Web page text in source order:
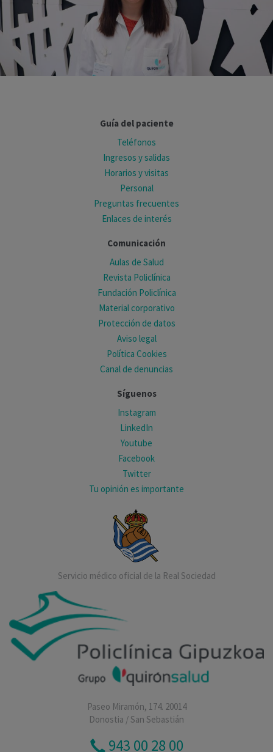
Guía del paciente
Teléfonos
Ingresos y salidas
Horarios y visitas
Personal
Preguntas frecuentes
Enlaces de interés
Comunicación
Aulas de Salud
Revista Policlínica
Fundación Policlínica
Material corporativo
Protección de datos
Aviso legal
Política Cookies
Canal de denuncias
Síguenos
Instagram
LinkedIn
Youtube
Facebook
Twitter
Tu opinión es importante
Servicio médico oficial de la Real Sociedad
Paseo Miramón, 174. 20014
Donostia / San Sebastián
943 00 28 00